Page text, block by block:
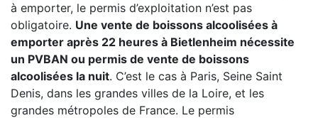
à emporter, le permis d’exploitation n’est pas
obligatoire. Une vente de boissons alcoolisées à
emporter après 22 heures à Bietlenheim nécessite
un PVBAN ou permis de vente de boissons
alcoolisées la nuit. C’est le cas à Paris, Seine Saint
Denis, dans les grandes villes de la Loire, et les
grandes métropoles de France. Le permis